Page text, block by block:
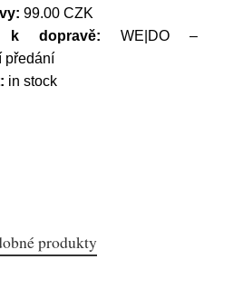
99.00 CZK
k dopravě: WE|DO –
předání
in stock
produkty